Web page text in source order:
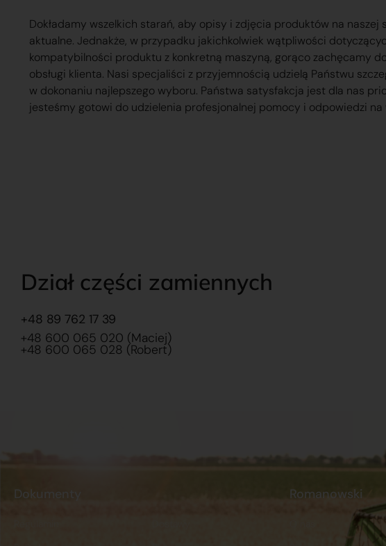
Dokładamy wszelkich starań, aby opisy i zdjęcia produktów na naszej
aktualne. Jednakże, w przypadku jakichkolwiek wątpliwości
kompatybilności produktu z konkretną maszyną, gorąco zachęcamy
obsługi klienta. Nasi specjaliści z przyjemnością udzielą Państwu
w dokonaniu najlepszego wyboru. Państwa satysfakcja jest dla nas
jesteśmy gotowi do udzielenia profesjonalnej pomocy i odpowiedzi na
Dział części zamiennych
+48 89 762 17 39
+48 600 065 020 (Maciej)
+48 600 065 028 (Robert)
Dokumenty Romanowski